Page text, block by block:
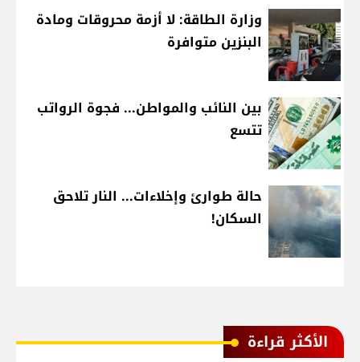
وزارة الطاقة: لا أزمة محروقات ومادة
البنزين متوافرة
بين النائب والمواطن... فجوة الرواتب
تتسع
حالة طوارئ وإخلاءات... النار تلاحق
السكان!
الأكثر قراءة